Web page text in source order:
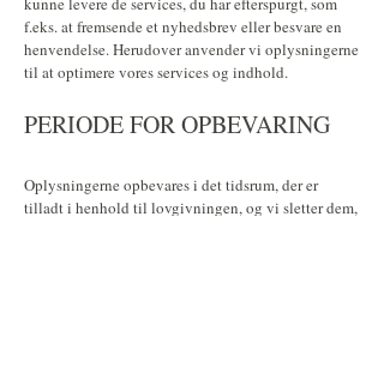
f.eks. at fremsende et nyhedsbrev eller besvare en
henvendelse. Herudover anvender vi oplysningerne
til at optimere vores services og indhold.
PERIODE FOR OPBEVARING
Oplysningerne opbevares i det tidsrum, der er
tilladt i henhold til lovgivningen, og vi sletter dem,